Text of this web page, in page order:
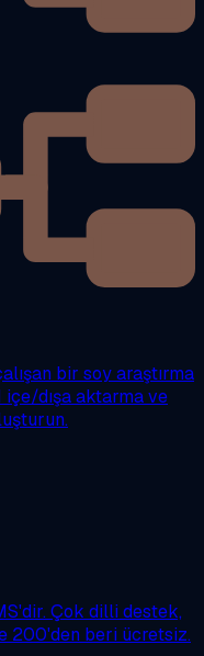
bir soy araştırma
içe/dışa aktarma ve
Çok dilli destek,
200'den beri ücretsiz.